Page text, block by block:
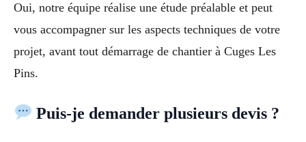
Oui, notre équipe réalise une étude préalable et peut
vous accompagner sur les aspects techniques de votre
projet, avant tout démarrage de chantier à Cuges Les
Pins.
Puis-je demander plusieurs devis ?